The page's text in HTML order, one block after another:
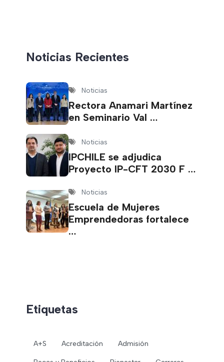
Noticias Recientes
Noticias
Rectora Anamari Martínez
en Seminario Val …
Noticias
IPCHILE se adjudica
Proyecto IP-CFT 2030 F …
Noticias
Escuela de Mujeres
Emprendedoras fortalece
…
Etiquetas
A+S Acreditación Admisión